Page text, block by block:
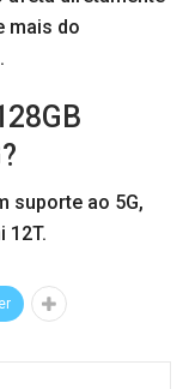
mais do
suporte ao 5G,
12T.